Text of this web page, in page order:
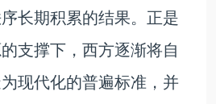
长期积累的结果。正是
支撑下，西方逐渐将自
现代化的普遍标准，并